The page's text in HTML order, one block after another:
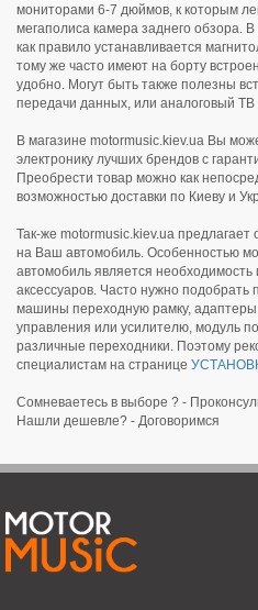
мониторами 6-7 дюймов, к которым
мегаполиса камера заднего обзора.
как правило устанавливается
тому же часто имеют на борту
удобно. Могут быть также полезны
передачи данных, или аналоговый
В магазине motormusic.kiev.ua Вы
электронику лучших брендов с
Преобрести товар можно как
возможностью доставки по Киеву и
Так-же motormusic.kiev.ua предлагает
на Ваш автомобиль. Особенностью
автомобиль является
аксессуаров. Часто нужно подобрать
машины переходную рамку,
управления или усилителю, модуль
различные переходники. Поэтому
специалистам на странице
Сомневаетесь в выборе ? -
Нашли дешевле? - Договоримся